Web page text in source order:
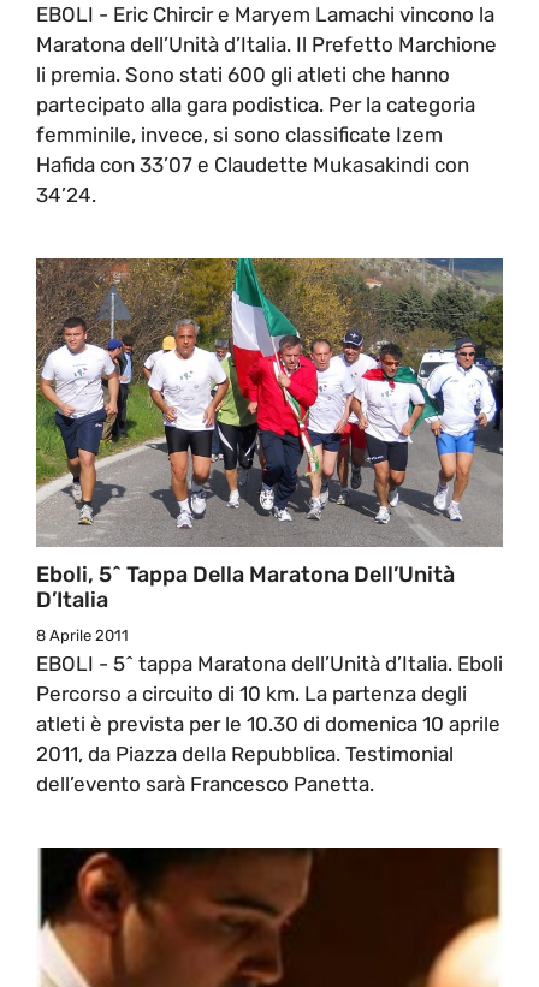
EBOLI - Eric Chircir e Maryem Lamachi vincono la
Maratona dell’Unità d’Italia. Il Prefetto Marchione
li premia. Sono stati 600 gli atleti che hanno
partecipato alla gara podistica. Per la categoria
femminile, invece, si sono classificate Izem
Hafida con 33’07 e Claudette Mukasakindi con
34’24.
Eboli, 5^ Tappa Della Maratona Dell’Unità
D’Italia
8 Aprile 2011
EBOLI - 5^ tappa Maratona dell’Unità d’Italia. Eboli
Percorso a circuito di 10 km. La partenza degli
atleti è prevista per le 10.30 di domenica 10 aprile
2011, da Piazza della Repubblica. Testimonial
dell’evento sarà Francesco Panetta.